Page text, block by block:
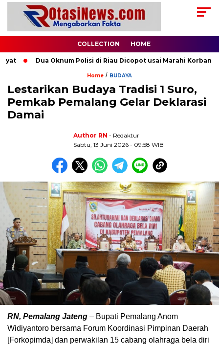
COLLECTION HOME
Dua Oknum Polisi di Riau Dicopot usai Marahi Korban
Home / BUDAYA
Lestarikan Budaya Tradisi 1 Suro,
Pemkab Pemalang Gelar Deklarasi
Damai
Author RN - Redaktur
Sabtu, 13 Juni 2026 - 09:58 WIB
RN, Pemalang Jateng – Bupati Pemalang Anom
Widiyantoro bersama Forum Koordinasi Pimpinan Daerah
[Forkopimda] dan perwakilan 15 cabang olahraga bela diri